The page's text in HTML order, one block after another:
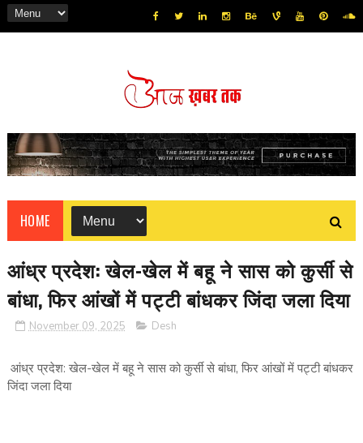
HOME
आंध्र प्रदेश: खेल-खेल में बहू ने सास को कुर्सी से
बांधा, फिर आंखों में पट्टी बांधकर जिंदा जला दिया
November 09, 2025 Desh
आंध्र प्रदेश: खेल-खेल में बहू ने सास को कुर्सी से बांधा, फिर आंखों में पट्टी बांधकर
जिंदा जला दिया